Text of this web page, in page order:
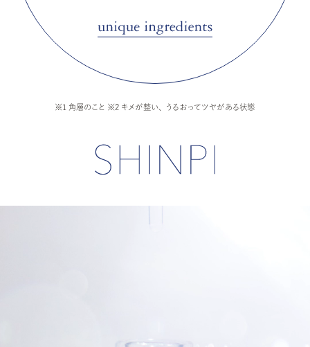
※1 角層のこと ※2 キメが整い、うるおってツヤがある状態